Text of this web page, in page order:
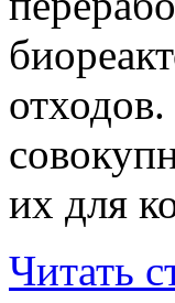
их для
Читать